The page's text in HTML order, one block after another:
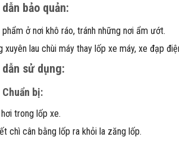
bảo quản:
ở nơi khô ráo, tránh những nơi ẩm ướt.
xuyên lau chùi máy thay lốp xe máy, xe đạp
sử dụng:
Chuẩn bị:
trong lốp xe.
chì cân bằng lốp ra khỏi la zăng lốp.